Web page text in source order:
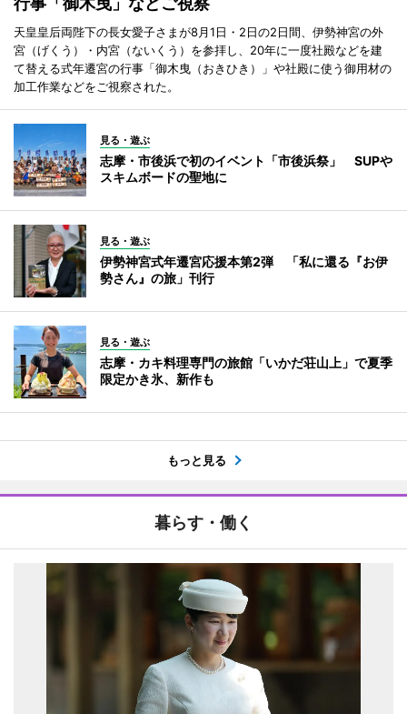
天皇皇后両陛下の長女愛子さまが8月1日・2日の2日間、伊勢神宮の外
宮（げくう）・内宮（ないくう）を参拝し、20年に一度社殿などを建
て替える式年遷宮の行事「御木曳（おきひき）」や社殿に使う御用材の
加工作業などをご視察された。
見る・遊ぶ
志摩・市後浜で初のイベント「市後浜祭」 SUPや
スキムボードの聖地に
見る・遊ぶ
伊勢神宮式年遷宮応援本第2弾 「私に還る『お伊
勢さん』の旅」刊行
見る・遊ぶ
志摩・カキ料理専門の旅館「いかだ荘山上」で夏季
限定かき氷、新作も
もっと見る
暮らす・働く